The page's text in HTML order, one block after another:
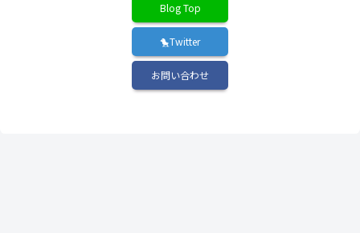
Blog Top
🐤Twitter
お問い合わせ